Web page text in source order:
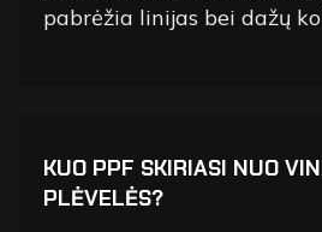
pabrėžia linijas bei dažų
KUO PPF SKIRIASI NUO
PLĖVELĖS?